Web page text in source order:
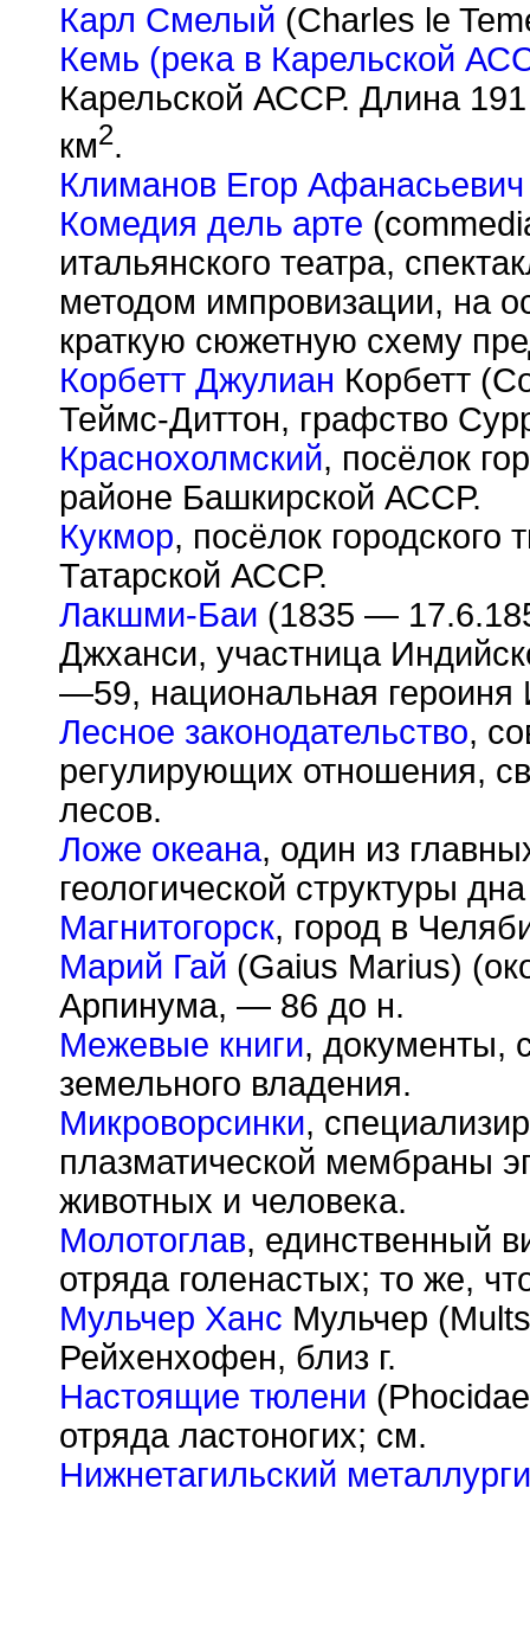
Карл Смелый (Charles le
Кемь (река в Карельской
Карельской АССР. Длина
км2.
Климанов Егор Афанасьевич
Комедия дель арте
итальянского театра,
методом импровизации, на
краткую сюжетную схему
Корбетт Джулиан Корбетт
Теймс-Диттон, графство
Краснохолмский, посёлок
районе Башкирской АССР.
Кукмор, посёлок городского
Татарской АССР.
Лакшми-Баи (1835 —
Джханси, участница
—59, национальная героиня
Лесное законодательство,
регулирующих отношения,
лесов.
Ложе океана, один из
геологической структуры
Магнитогорск, город в
Марий Гай (Gaius Marius)
Арпинума, — 86 до н.
Межевые книги, документы,
земельного владения.
Микроворсинки,
плазматической мембраны
животных и человека.
Молотоглав, единственный
отряда голенастых; то же,
Мульчер Ханс Мульчер
Рейхенхофен, близ г.
Настоящие тюлени
отряда ластоногих; см.
Нижнетагильский